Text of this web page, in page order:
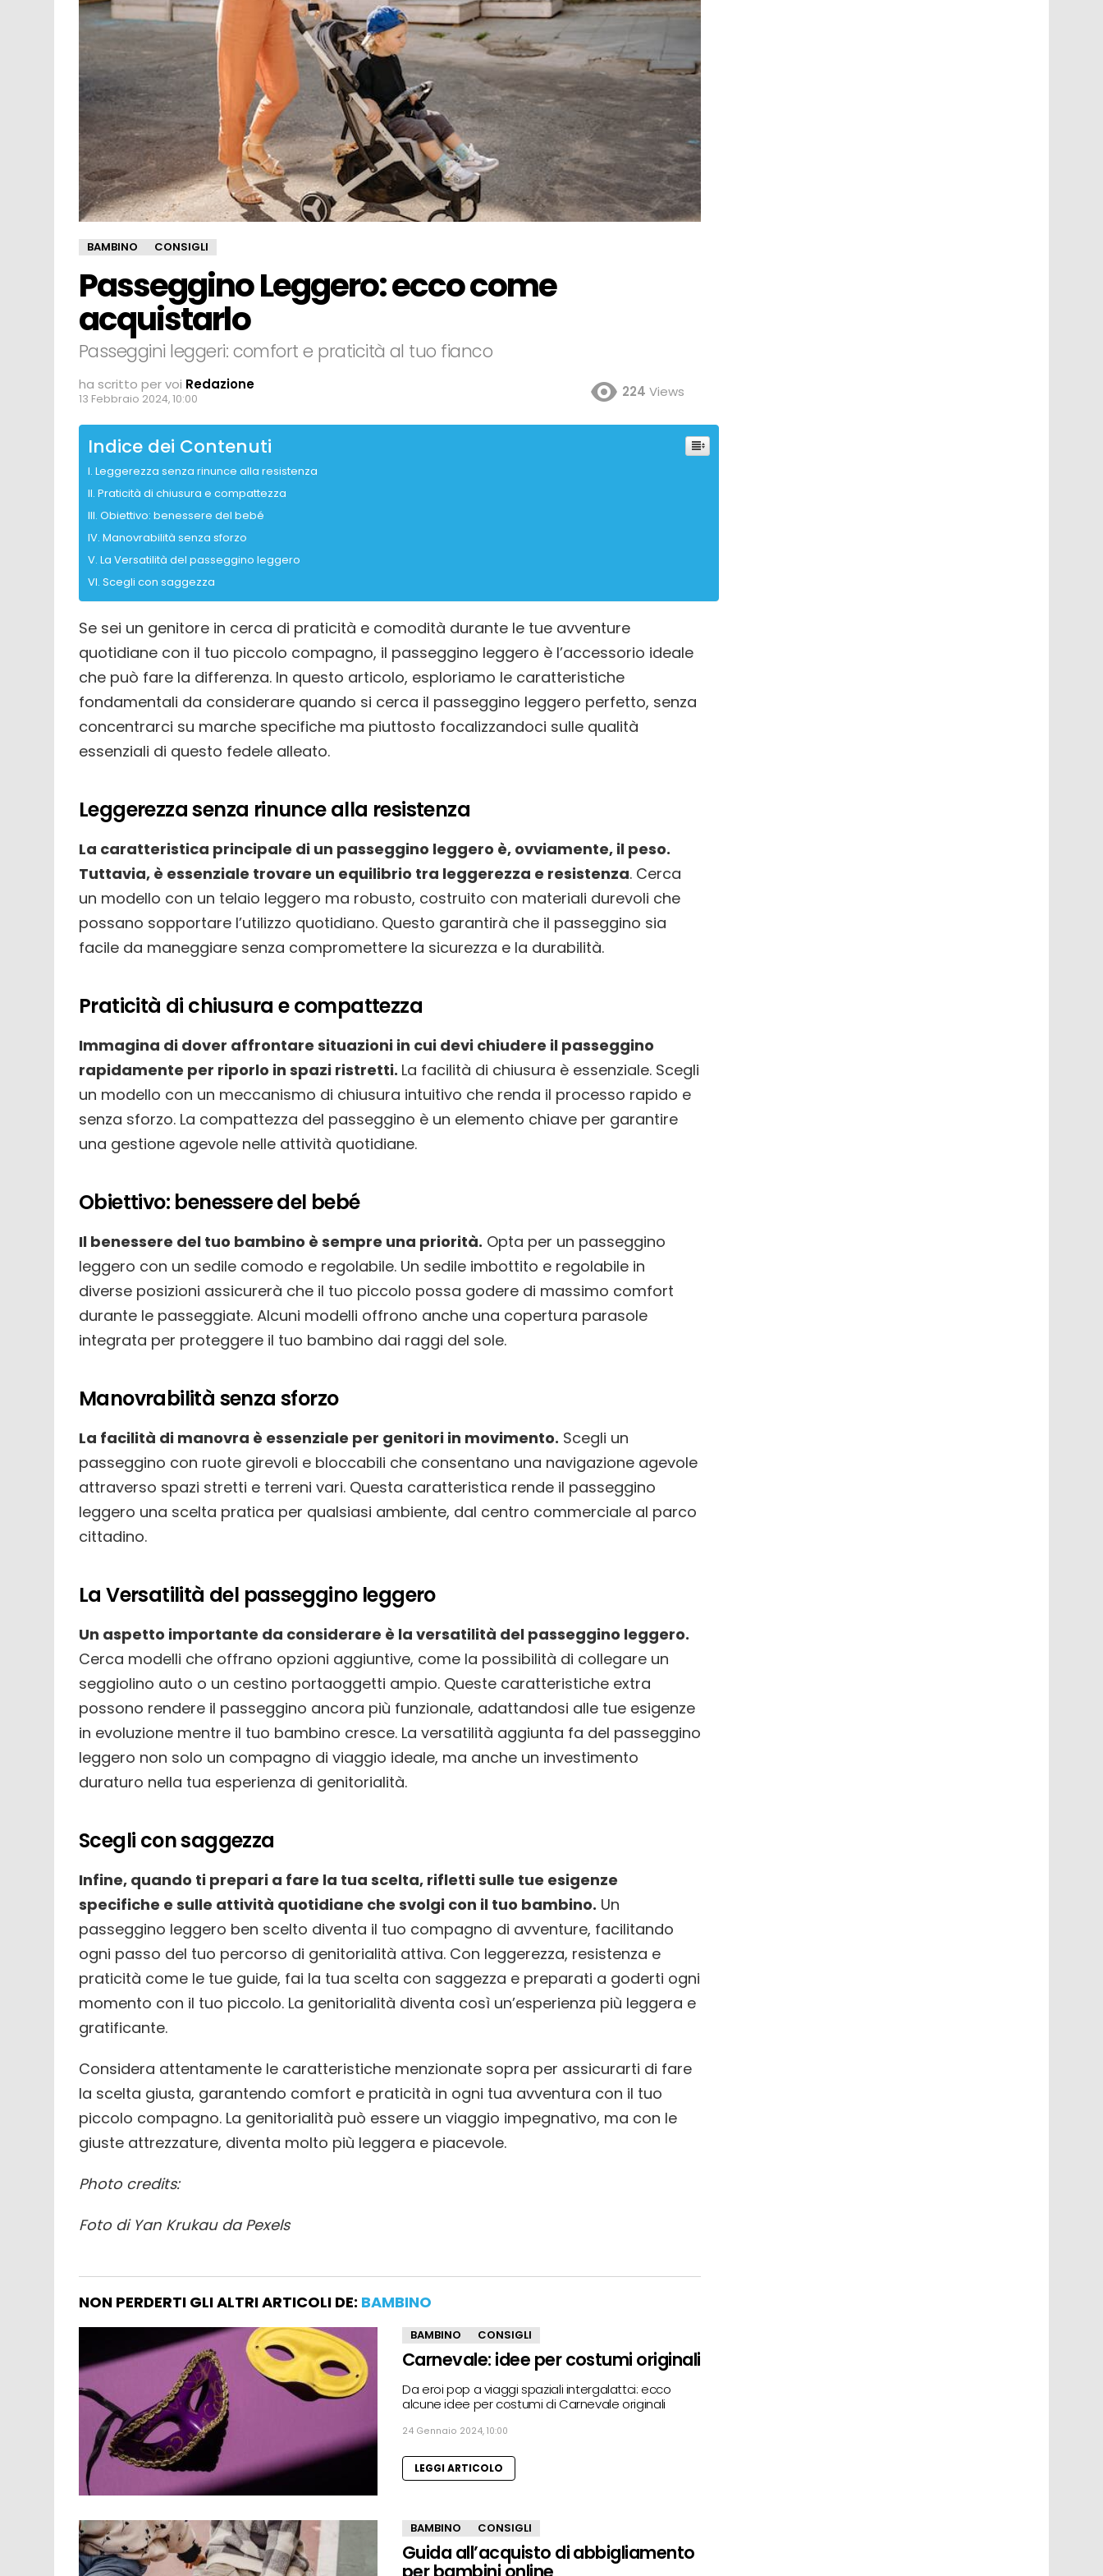
BAMBINO CONSIGLI
Passeggino Leggero: ecco come
acquistarlo
Passeggini leggeri: comfort e praticità al tuo fianco
ha scritto per voi Redazione
13 Febbraio 2024, 10:00 224 Views
Indice dei Contenuti
Leggerezza senza rinunce alla resistenza
Praticità di chiusura e compattezza
Obiettivo: benessere del bebé
Manovrabilità senza sforzo
La Versatilità del passeggino leggero
Scegli con saggezza
Se sei un genitore in cerca di praticità e comodità durante le tue avventure
quotidiane con il tuo piccolo compagno, il passeggino leggero è l’accessorio ideale
che può fare la differenza. In questo articolo, esploriamo le caratteristiche
fondamentali da considerare quando si cerca il passeggino leggero perfetto, senza
concentrarci su marche specifiche ma piuttosto focalizzandoci sulle qualità
essenziali di questo fedele alleato.
Leggerezza senza rinunce alla resistenza
La caratteristica principale di un passeggino leggero è, ovviamente, il peso.
Tuttavia, è essenziale trovare un equilibrio tra leggerezza e resistenza. Cerca
un modello con un telaio leggero ma robusto, costruito con materiali durevoli che
possano sopportare l’utilizzo quotidiano. Questo garantirà che il passeggino sia
facile da maneggiare senza compromettere la sicurezza e la durabilità.
Praticità di chiusura e compattezza
Immagina di dover affrontare situazioni in cui devi chiudere il passeggino
rapidamente per riporlo in spazi ristretti. La facilità di chiusura è essenziale. Scegli
un modello con un meccanismo di chiusura intuitivo che renda il processo rapido e
senza sforzo. La compattezza del passeggino è un elemento chiave per garantire
una gestione agevole nelle attività quotidiane.
Obiettivo: benessere del bebé
Il benessere del tuo bambino è sempre una priorità. Opta per un passeggino
leggero con un sedile comodo e regolabile. Un sedile imbottito e regolabile in
diverse posizioni assicurerà che il tuo piccolo possa godere di massimo comfort
durante le passeggiate. Alcuni modelli offrono anche una copertura parasole
integrata per proteggere il tuo bambino dai raggi del sole.
Manovrabilità senza sforzo
La facilità di manovra è essenziale per genitori in movimento. Scegli un
passeggino con ruote girevoli e bloccabili che consentano una navigazione agevole
attraverso spazi stretti e terreni vari. Questa caratteristica rende il passeggino
leggero una scelta pratica per qualsiasi ambiente, dal centro commerciale al parco
cittadino.
La Versatilità del passeggino leggero
Un aspetto importante da considerare è la versatilità del passeggino leggero.
Cerca modelli che offrano opzioni aggiuntive, come la possibilità di collegare un
seggiolino auto o un cestino portaoggetti ampio. Queste caratteristiche extra
possono rendere il passeggino ancora più funzionale, adattandosi alle tue esigenze
in evoluzione mentre il tuo bambino cresce. La versatilità aggiunta fa del passeggino
leggero non solo un compagno di viaggio ideale, ma anche un investimento
duraturo nella tua esperienza di genitorialità.
Scegli con saggezza
Infine, quando ti prepari a fare la tua scelta, rifletti sulle tue esigenze
specifiche e sulle attività quotidiane che svolgi con il tuo bambino. Un
passeggino leggero ben scelto diventa il tuo compagno di avventure, facilitando
ogni passo del tuo percorso di genitorialità attiva. Con leggerezza, resistenza e
praticità come le tue guide, fai la tua scelta con saggezza e preparati a goderti ogni
momento con il tuo piccolo. La genitorialità diventa così un’esperienza più leggera e
gratificante.
Considera attentamente le caratteristiche menzionate sopra per assicurarti di fare
la scelta giusta, garantendo comfort e praticità in ogni tua avventura con il tuo
piccolo compagno. La genitorialità può essere un viaggio impegnativo, ma con le
giuste attrezzature, diventa molto più leggera e piacevole.
Photo credits:
Foto di Yan Krukau da Pexels
NON PERDERTI GLI ALTRI ARTICOLI DE: BAMBINO
BAMBINO CONSIGLI
Carnevale: idee per costumi originali
Da eroi pop a viaggi spaziali intergalattci: ecco
alcune idee per costumi di Carnevale originali
24 Gennaio 2024, 10:00
LEGGI ARTICOLO
BAMBINO CONSIGLI
Guida all’acquisto di abbigliamento